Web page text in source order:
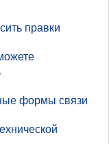
правки
формы связи